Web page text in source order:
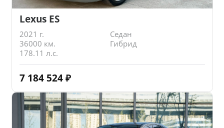
Lexus ES
2021 г.
Седан
36000 км.
Гибрид
178.11 л.с.
7 184 524 ₽